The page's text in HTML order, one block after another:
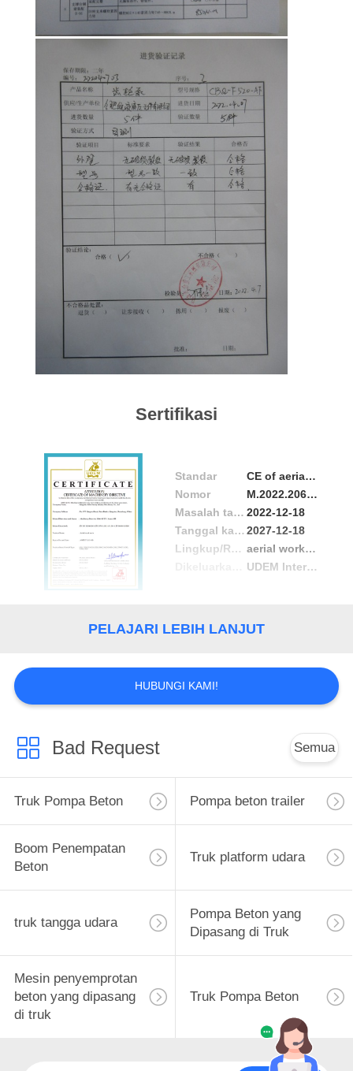
Sertifikasi
Standar
CE of aerial work truck
Nomor
M.2022.206.C80501
Masalah tanggal 2022-12-18
Tanggal kadaluwarsa2027-12-18
Lingkup/Range
aerial work truck
UDEM International Certification
PELAJARI LEBIH LANJUT
HUBUNGI KAMI!
Bad Request Semua
Truk Pompa Beton Pompa beton trailer
Boom Penempatan
Beton
Truk platform udara
truk tangga udara
Pompa Beton yang
Dipasang di Truk
Mesin penyemprotan
beton yang dipasang
di truk
Truk Pompa Beton